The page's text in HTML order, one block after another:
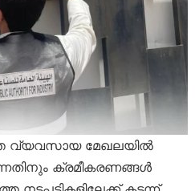
വ്യവസായ മേഖലയിൽ
ക്രമീകരണങ്ങൾ